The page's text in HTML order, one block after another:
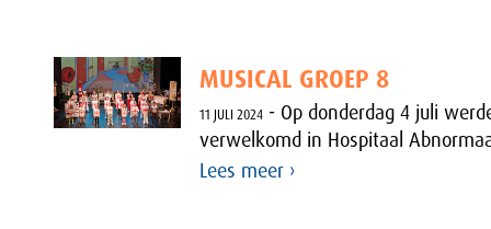
MUSICAL GROEP 8
11 JULI 2024- Op donderdag 4 juli
verwelkomd in Hospitaal
Lees meer ›